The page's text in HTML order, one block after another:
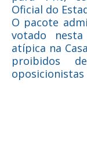
Oficial do
O pacote
votado
atípica na
proibidos